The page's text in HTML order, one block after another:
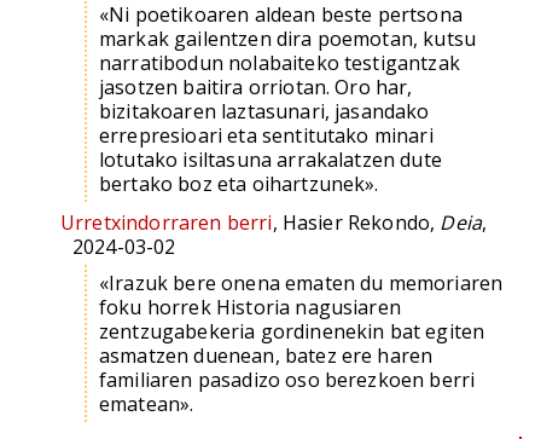
«Ni poetikoaren aldean beste pertsona
markak gailentzen dira poemotan, kutsu
narratibodun nolabaiteko testigantzak
jasotzen baitira orriotan. Oro har,
bizitakoaren laztasunari, jasandako
errepresioari eta sentitutako minari
lotutako isiltasuna arrakalatzen dute
bertako boz eta oihartzunek».
Urretxindorraren berri, Hasier Rekondo, Deia,
2024-03-02
«Irazuk bere onena ematen du memoriaren
foku horrek Historia nagusiaren
zentzugabekeria gordinenekin bat egiten
asmatzen duenean, batez ere haren
familiaren pasadizo oso berezkoen berri
ematean».